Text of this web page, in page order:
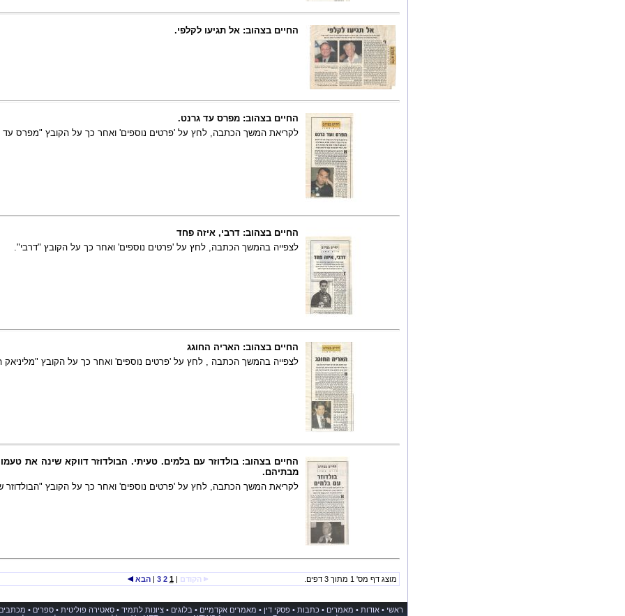
החיים בצהוב: אל תגיעו לקלפי.
החיים בצהוב: מפרס עד גרנט.
לקריאת המשך הכתבה, לחץ על 'פרטים נוספים' ואחר כך על הקובץ "מפרס עד
החיים בצהוב: דרבי, איזה פחד
לצפייה בהמשך הכתבה, לחץ על 'פרטים נוספים' ואחר כך על הקובץ "דרבי".
החיים בצהוב: האריה החוגג
לצפייה בהמשך הכתבה , לחץ על 'פרטים נוספים' ואחר כך על הקובץ "מליניאק
החיים בצהוב: בולדוזר עם בלמים. טעיתי. הבולדוזר דווקא שינה את טעמו
מבתיהם.
לקריאת המשך הכתבה, לחץ על 'פרטים נוספים' ואחר כך על הקובץ "הבולדוזר
מוצג דף מס' 1 מתוך 3 דפים. הקודם |
1
2
3
|הבא
ראשי • אודות • מאמרים • כתבות • פסקי דין • מאמרים אקדמיים • בלוגים • ציונות לתמיד • סאטירה פוליטית • ספרים •